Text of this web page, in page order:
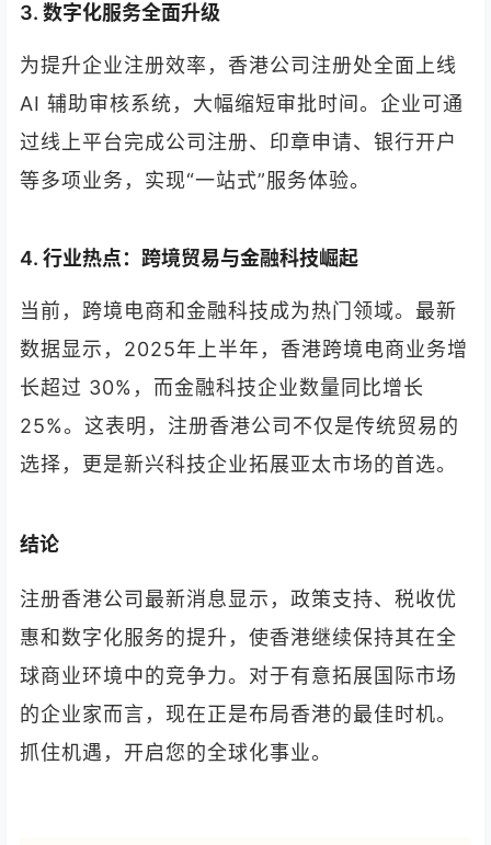
3. 数字化服务全面升级
为提升企业注册效率，香港公司注册处全面上线
AI 辅助审核系统，大幅缩短审批时间。企业可通
过线上平台完成公司注册、印章申请、银行开户
等多项业务，实现“一站式”服务体验。
4. 行业热点：跨境贸易与金融科技崛起
当前，跨境电商和金融科技成为热门领域。最新
数据显示，2025年上半年，香港跨境电商业务增
长超过 30%，而金融科技企业数量同比增长
25%。这表明，注册香港公司不仅是传统贸易的
选择，更是新兴科技企业拓展亚太市场的首选。
结论
注册香港公司最新消息显示，政策支持、税收优
惠和数字化服务的提升，使香港继续保持其在全
球商业环境中的竞争力。对于有意拓展国际市场
的企业家而言，现在正是布局香港的最佳时机。
抓住机遇，开启您的全球化事业。